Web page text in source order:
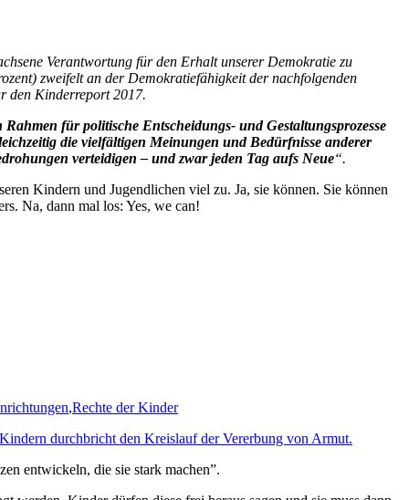
Verantwortung für den Erhalt unserer Demokratie zu
zweifelt an der Demokratiefähigkeit der nachfolgenden
den Kinderreport 2017.
für politische Entscheidungs- und Gestaltungsprozesse
die vielfältigen Meinungen und Bedürfnisse anderer
verteidigen – und zwar jeden Tag aufs Neue“.
Kindern und Jugendlichen viel zu. Ja, sie können. Sie können
Na, dann mal los: Yes, we can!
,Rechte der Kinder
durchbricht den Kreislauf der Vererbung von Armut.
entwickeln, die sie stark machen”.